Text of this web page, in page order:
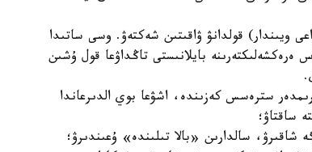
ويىندار) قولدانۋ ۋاقىتىن شەكتەۋ. وسى ساتىدا
ەرەكشەلىكتەرىنە بايلانىستى تاڭداۋعا قول ۇشىن
سترەسس كەزىندە، اشۋعا بوي الدىرعاندا
ساقتاۋ؛
شاقىرۋ، سالدارىن «بالا تىلىندە» ۇعىندىرۋ؛